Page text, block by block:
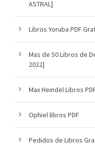
ASTRAL]
Libros Yoruba PDF
Mas de 50 Libros de
2022]
Max Heindel Libros
Ophiel libros PDF
Pedidos de Libros